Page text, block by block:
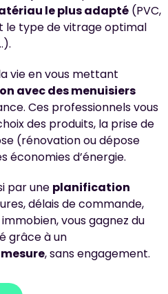
le plus adapté (PVC,
le type de vitrage optimal
vie en vous mettant
avec des menuisiers
Ces professionnels vous
des produits, la prise de
(rénovation ou dépose
économies d’énergie.
par une planification
délais de commande,
vous gagnez du
grâce à un
, sans engagement.